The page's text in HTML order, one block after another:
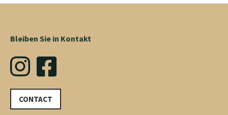
Bleiben Sie in Kontakt
CONTACT